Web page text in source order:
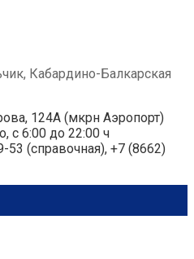
Кабардино-Балкарская
124А (мкрн Аэропорт)
с 6:00 до 22:00 ч
53 (справочная), +7 (8662)